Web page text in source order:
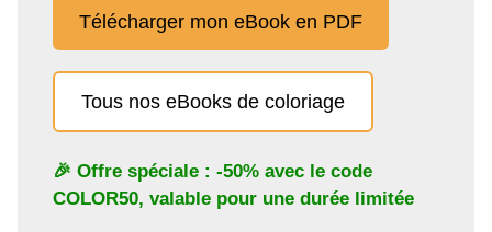
Télécharger mon eBook en PDF
Tous nos eBooks de coloriage
🎉 Offre spéciale : -50% avec le code
COLOR50, valable pour une durée limitée